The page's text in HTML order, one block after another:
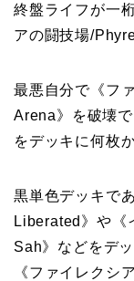
終盤ライフが一
アの闘技場/
最悪自分で《フ
Arena》を破壊
をデッキに何枚
黒単色デッキで
Liberated》や《
Sah》などをデ
《ファイレクシ